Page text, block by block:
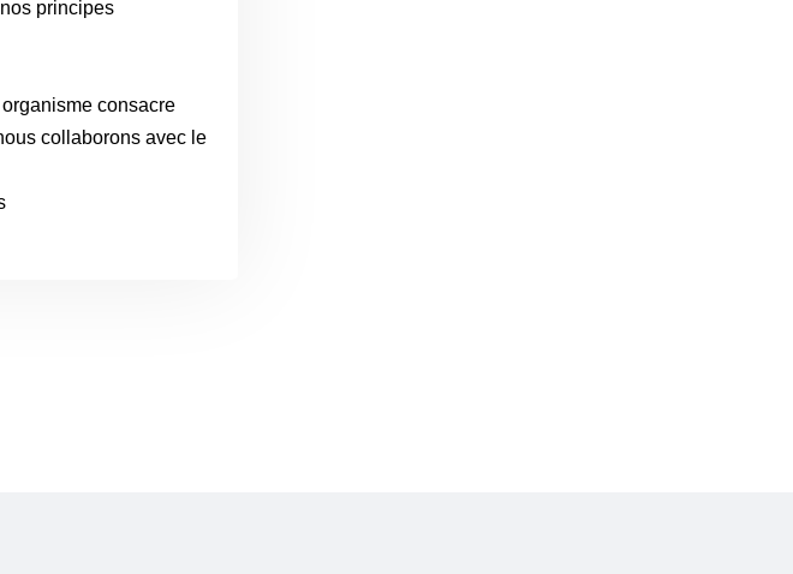
principes
consacre
collaborons avec le